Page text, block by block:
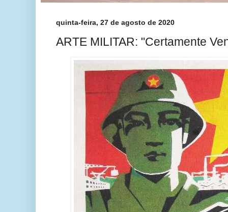
quinta-feira, 27 de agosto de 2020
ARTE MILITAR: "Certamente